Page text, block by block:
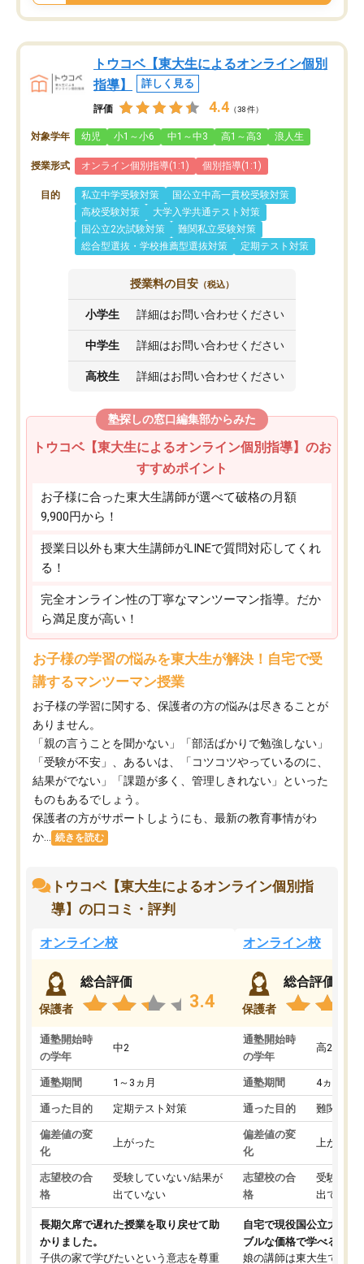
トウコベ【東大生によるオンライン個別
指導】
詳しく見る
評価 4.4 （38件）
対象学年 幼児 小1～小6 中1～中3 高1～高3 浪人生
授業形式 オンライン個別指導(1:1) 個別指導(1:1)
目的 私立中学受験対策
国公立中高一貫校受験対策
高校受験対策
大学入学共通テスト対策
国公立2次試験対策
難関私立受験対策
総合型選抜・学校推薦型選抜対策
定期テスト対策
授業料の目安 （税込）
小学生 詳細はお問い合わせください
中学生 詳細はお問い合わせください
高校生 詳細はお問い合わせください
塾探しの窓口編集部からみた
トウコベ【東大生によるオンライン個別指導】のお
すすめポイント
お子様に合った東大生講師が選べて破格の月額
9,900円から！
授業日以外も東大生講師がLINEで質問対応してくれ
る！
完全オンライン性の丁寧なマンツーマン指導。だか
ら満足度が高い！
お子様の学習の悩みを東大生が解決！自宅で受
講するマンツーマン授業
お子様の学習に関する、保護者の方の悩みは尽きることが
ありません。
「親の言うことを聞かない」「部活ばかりで勉強しない」
「受験が不安」、あるいは、「コツコツやっているのに、
結果がでない」「課題が多く、管理しきれない」といった
ものもあるでしょう。
保護者の方がサポートしようにも、最新の教育事情がわ
か...
続きを読む
トウコベ【東大生によるオンライン個別指
導】の口コミ・評判
オンライン校
保護者
総合評価
3.4
通塾開始時
の学年
中2
通塾期間 1～3ヵ月
通った目的 定期テスト対策
偏差値の変
化
上がった
志望校の合
格
受験していない/結果が
出ていない
長期欠席で遅れた授業を取り戻せて助
かりました。
子供の家で学びたいという意志を尊重
オンライン校
保護者
総合評価
通塾開始時
の学年
高2
通塾期間 4ヵ月～1
通った目的 難関私立
偏差値の変
化
上がった
志望校の合
格
受験して
出ていな
自宅で現役国公立大学生
ブルな価格で学べる
娘の講師は東大生では無